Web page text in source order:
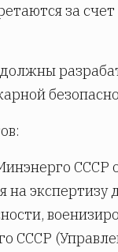
за
экспертизу
СССР